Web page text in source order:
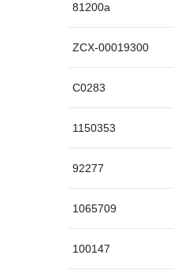
81200a
ZCX-00019300
C0283
1150353
92277
1065709
100147